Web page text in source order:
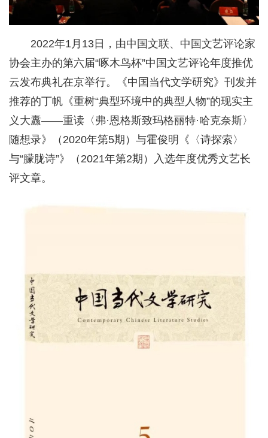
2022年1月13日，由中国文联、中国文艺评论家
协会主办的第六届“啄木鸟杯”中国文艺评论年度推优
云发布典礼在京举行。《中国当代文学研究》刊发并
推荐的丁帆《重树“典型环境中的典型人物”的现实主
义大纛——重读〈弗·恩格斯致玛格丽特·哈克奈斯〉
随想录》（2020年第5期）与霍俊明《〈诗探索〉
与“朦胧诗”》（2021年第2期）入选年度优秀文艺长
评文章。